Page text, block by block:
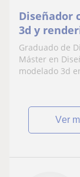
Diseñador
3d y
Graduado de
Máster en
modelado 3d
ver